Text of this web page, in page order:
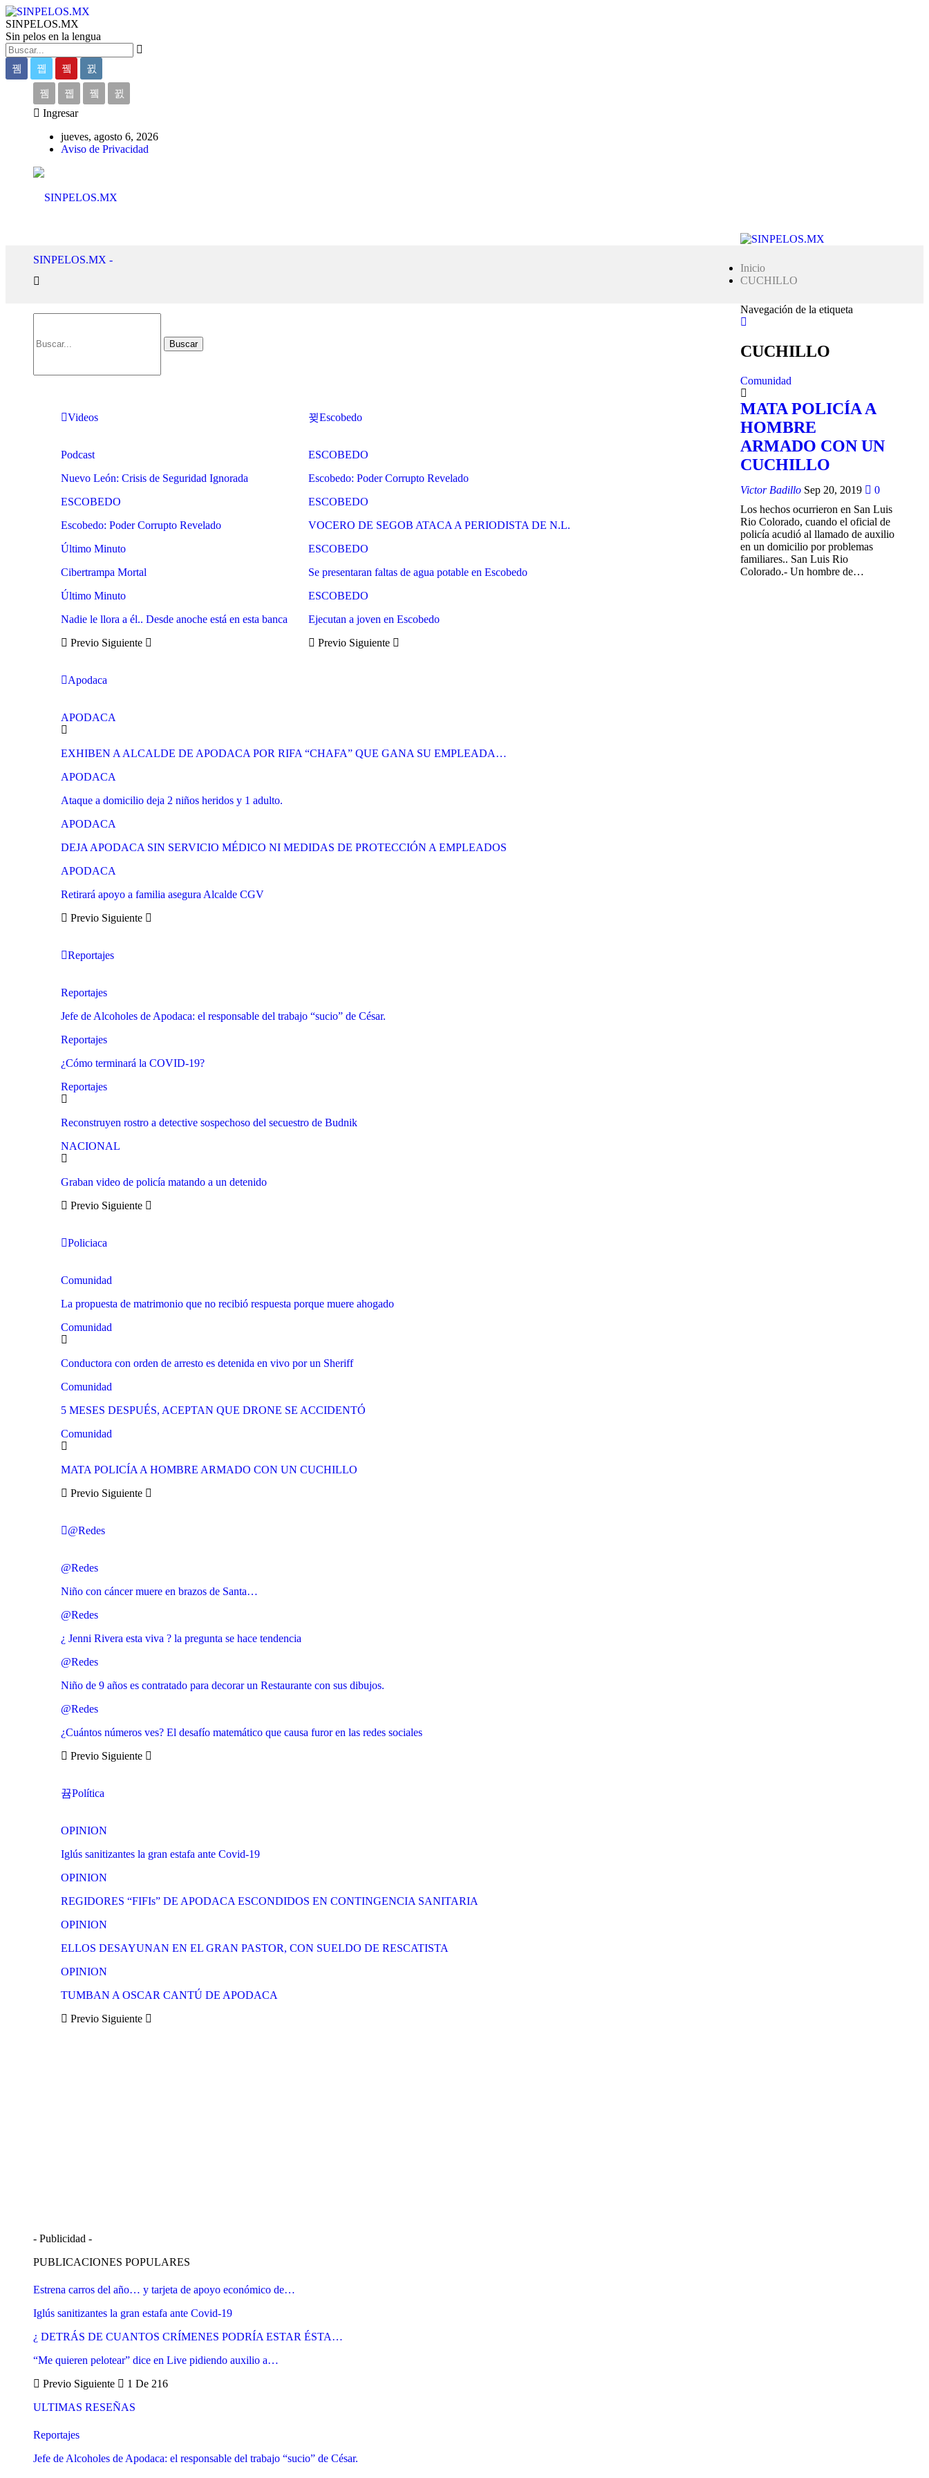
SINPELOS.MX
Sin pelos en la lengua
Ingresar
jueves, agosto 6, 2026
Aviso de Privacidad
SINPELOS.MX -
Videos
Podcast
Nuevo León: Crisis de Seguridad Ignorada
ESCOBEDO
Escobedo: Poder Corrupto Revelado
Último Minuto
Cibertrampa Mortal
Último Minuto
Nadie le llora a él.. Desde anoche está en esta banca
Previo Siguiente
Escobedo
ESCOBEDO
Escobedo: Poder Corrupto Revelado
ESCOBEDO
VOCERO DE SEGOB ATACA A PERIODISTA DE N.L.
ESCOBEDO
Se presentaran faltas de agua potable en Escobedo
ESCOBEDO
Ejecutan a joven en Escobedo
Previo Siguiente
Apodaca
APODACA
EXHIBEN A ALCALDE DE APODACA POR RIFA “CHAFA” QUE GANA SU EMPLEADA…
APODACA
Ataque a domicilio deja 2 niños heridos y 1 adulto.
APODACA
DEJA APODACA SIN SERVICIO MÉDICO NI MEDIDAS DE PROTECCIÓN A EMPLEADOS
APODACA
Retirará apoyo a familia asegura Alcalde CGV
Previo Siguiente
Reportajes
Reportajes
Jefe de Alcoholes de Apodaca: el responsable del trabajo “sucio” de César.
Reportajes
¿Cómo terminará la COVID-19?
Reportajes
Reconstruyen rostro a detective sospechoso del secuestro de Budnik
NACIONAL
Graban video de policía matando a un detenido
Previo Siguiente
Policiaca
Comunidad
La propuesta de matrimonio que no recibió respuesta porque muere ahogado
Comunidad
Conductora con orden de arresto es detenida en vivo por un Sheriff
Comunidad
5 MESES DESPUÉS, ACEPTAN QUE DRONE SE ACCIDENTÓ
Comunidad
MATA POLICÍA A HOMBRE ARMADO CON UN CUCHILLO
Previo Siguiente
@Redes
@Redes
Niño con cáncer muere en brazos de Santa…
@Redes
¿ Jenni Rivera esta viva ? la pregunta se hace tendencia
@Redes
Niño de 9 años es contratado para decorar un Restaurante con sus dibujos.
@Redes
¿Cuántos números ves? El desafío matemático que causa furor en las redes sociales
Previo Siguiente
Política
OPINION
Iglús sanitizantes la gran estafa ante Covid-19
OPINION
REGIDORES “FIFIs” DE APODACA ESCONDIDOS EN CONTINGENCIA SANITARIA
OPINION
ELLOS DESAYUNAN EN EL GRAN PASTOR, CON SUELDO DE RESCATISTA
OPINION
TUMBAN A OSCAR CANTÚ DE APODACA
Previo Siguiente
Inicio
CUCHILLO
Navegación de la etiqueta
CUCHILLO
Comunidad
MATA POLICÍA A
HOMBRE
ARMADO CON UN
CUCHILLO
Victor Badillo Sep 20, 2019
0
Los hechos ocurrieron en San Luis
Rio Colorado, cuando el oficial de
policía acudió al llamado de auxilio
en un domicilio por problemas
familiares.. San Luis Rio
Colorado.- Un hombre de…
- Publicidad -
PUBLICACIONES POPULARES
Estrena carros del año… y tarjeta de apoyo económico de…
Iglús sanitizantes la gran estafa ante Covid-19
¿ DETRÁS DE CUANTOS CRÍMENES PODRÍA ESTAR ÉSTA…
“Me quieren pelotear” dice en Live pidiendo auxilio a…
Previo Siguiente
1 De 216
ULTIMAS RESEÑAS
Reportajes
Jefe de Alcoholes de Apodaca: el responsable del trabajo “sucio” de César.